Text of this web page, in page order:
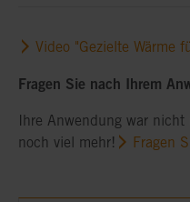
Video "Gezielte Wärme
Fragen Sie nach Ihrem
Ihre Anwendung war
noch viel mehr!
Fragen